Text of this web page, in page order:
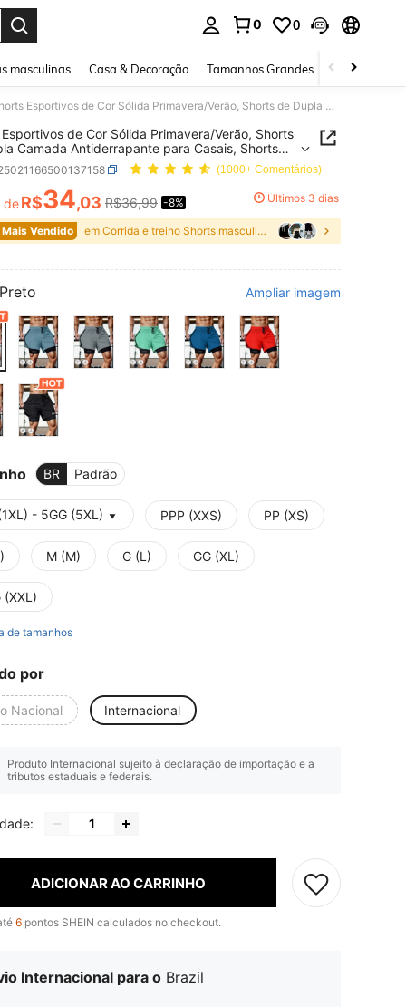
0 0
masculinas Casa & Decoração Tamanhos Grandes Joias e
Shorts Esportivos de Cor Sólida Primavera/Verão, Shorts de Dupla Camada Antiderrapante para Casais, Shorts Esportivos de Dupla Camada Masculino e Feminino, Corrida, Calças de Fitness ao Ar Livre, Roupa de Verão Masculina, Shorts Soltos, Athleisure
de Cor Sólida Primavera/Verão, Shorts
Camada Antiderrapante para Casais, Shorts
de Dupla Camada Masculino e Feminino,
Calças de Fitness ao Ar Livre, Roupa de Verão
Shorts Soltos, Athleisure
(1000+ Comentários)
AND AVAILABILITY
deR$34,03 R$36,99 -8% Últimos 3 dias
Vendido em Corrida e treino Shorts masculinos para ativida
Preto Ampliar imagem
BR Padrão
- 5GG (5XL) PPP (XXS) PP (XS)
M (M) G (L) GG (XL)
(XXL)
de tamanhos
por
Nacional Internacional
Produto Internacional sujeito à declaração de importação e a
tributos estaduais e federais.
ADICIONAR AO CARRINHO
6 pontos SHEIN calculados no checkout.
Internacional para o Brazil